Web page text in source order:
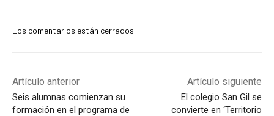
Los comentarios están cerrados.
Artículo anterior
Seis alumnas comienzan su
formación en el programa de
Artículo siguiente
El colegio San Gil se
convierte en ‘Territorio